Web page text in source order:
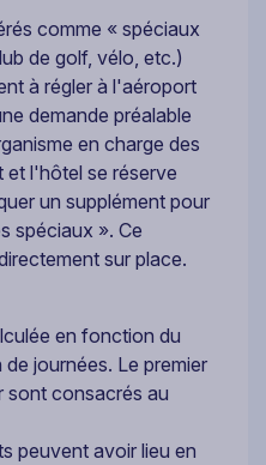
comme « spéciaux
de golf, vélo, etc.)
à régler à l'aéroport
demande préalable
en charge des
l'hôtel se réserve
un supplément pour
spéciaux ». Ce
sur place.
en fonction du
journées. Le premier
sont consacrés au
peuvent avoir lieu en